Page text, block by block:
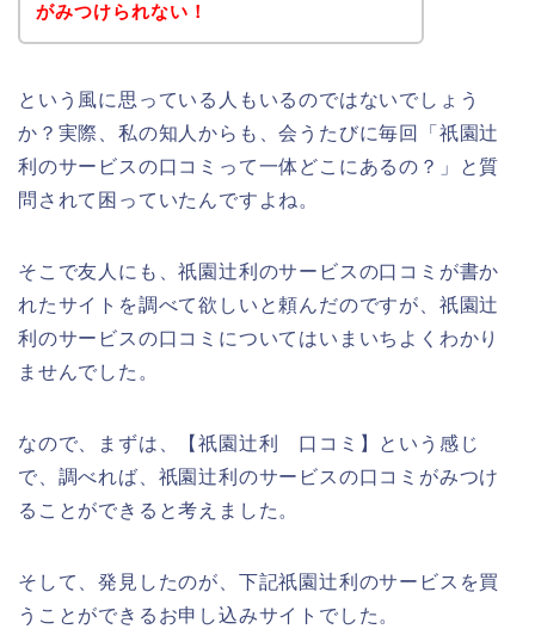
がみつけられない！
という風に思っている人もいるのではないでしょう
か？実際、私の知人からも、会うたびに毎回「祇園辻
利のサービスの口コミって一体どこにあるの？」と質
問されて困っていたんですよね。
そこで友人にも、祇園辻利のサービスの口コミが書か
れたサイトを調べて欲しいと頼んだのですが、祇園辻
利のサービスの口コミについてはいまいちよくわかり
ませんでした。
なので、まずは、【祇園辻利 口コミ】という感じ
で、調べれば、祇園辻利のサービスの口コミがみつけ
ることができると考えました。
そして、発見したのが、下記祇園辻利のサービスを買
うことができるお申し込みサイトでした。